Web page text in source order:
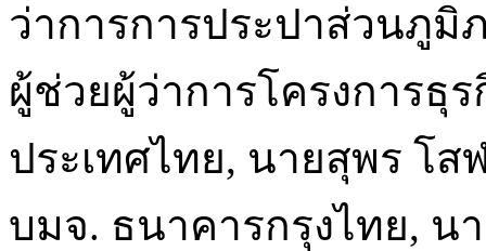
ว่าการการประปาส่วนภูมิ
ผู้ช่วยผู้ว่าการโครงการธุ
ประเทศไทย, นายสุพร โ
บมจ. ธนาคารกรุงไทย, น